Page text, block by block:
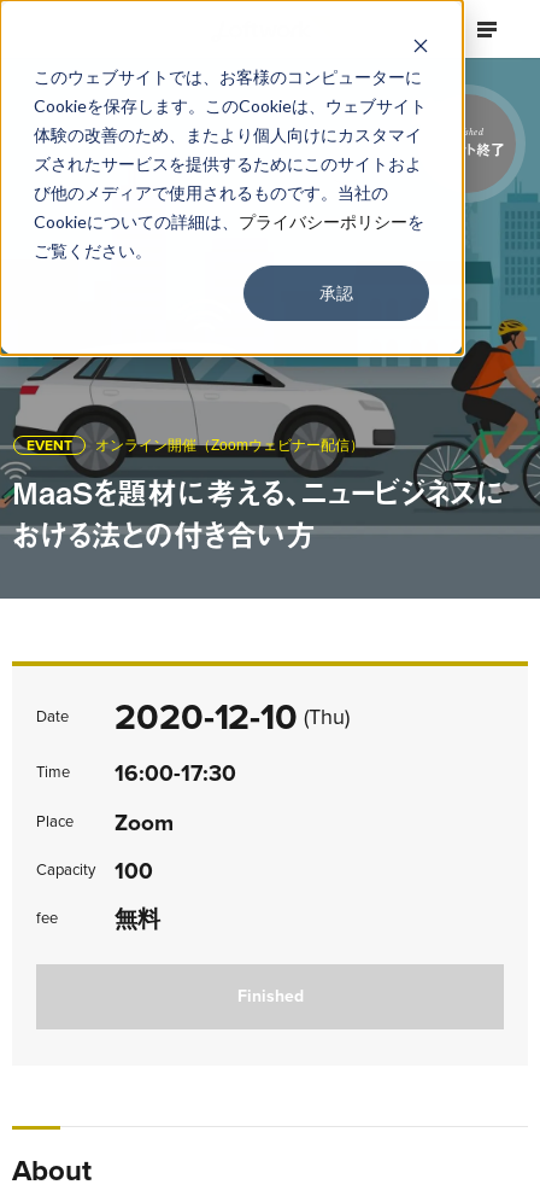
このウェブサイトでは、お客様のコンピューターに
Cookieを保存します。このCookieは、ウェブサイト
体験の改善のため、またより個人向けにカスタマイ
ズされたサービスを提供するためにこのサイトおよ
び他のメディアで使用されるものです。当社の
Cookieについての詳細は、 プライバシーポリシーを
ご覧ください。
承認
EVENT オンライン開催（Zoomウェビナー配信）
MaaSを題材に考える、ニュービジネスに
おける法との付き合い方
Finished
イベント終了
Date 2020-12-10 (Thu)
Time 16:00-17:30
Place Zoom
Capacity 100
fee 無料
Finished
About